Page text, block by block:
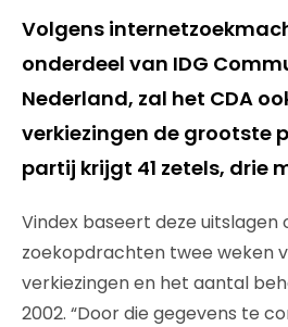
Volgens
onderdeel van IDG
Nederland, zal het CDA
verkiezingen de grootste
partij krijgt 41 zetels, drie
Vindex baseert deze
zoekopdrachten twee weken
verkiezingen en het aantal
2002. “Door die gegevens te